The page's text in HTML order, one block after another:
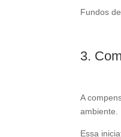
Fundos
3.
A
ambiente.
Essa